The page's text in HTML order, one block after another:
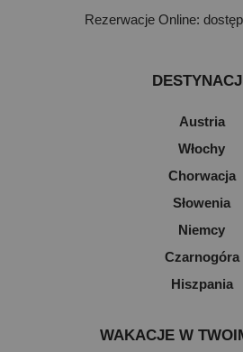
Rezerwacje Online:
Austria
Włochy
Chorwacja
Słowenia
Niemcy
Czarnogóra
Hiszpania
WAKACJE W